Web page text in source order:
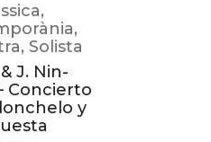
,
,
, Solista
J. Nin-
Concierto
y